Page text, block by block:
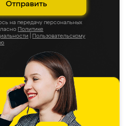
Отправить
на передачу персональных
Политике
Пользовательскому